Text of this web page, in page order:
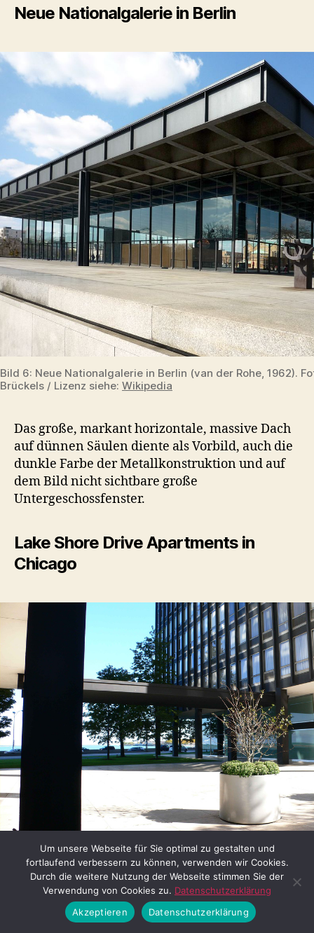
Neue Nationalgalerie in Berlin
Bild 6: Neue Nationalgalerie in Berlin (van der Rohe, 1962).
Brückels / Lizenz siehe: Wikipedia
Das große, markant horizontale, massive Dach
auf dünnen Säulen diente als Vorbild, auch die
dunkle Farbe der Metallkonstruktion und auf
dem Bild nicht sichtbare große
Untergeschossfenster.
Lake Shore Drive Apartments in
Chicago
Bild 7: Lake Shore Drive Apartments in Chicago (van der
User / Lizenz siehe:flickr
Die Gestaltung der offenen
Erdgeschossbereiche war hier das Vorbild, mit
Um unsere Webseite für Sie optimal zu gestalten und
fortlaufend verbessern zu können, verwenden wir Cookies.
Durch die weitere Nutzung der Webseite stimmen Sie der
Verwendung von Cookies zu. Datenschutzerklärung
Akzeptieren
Datenschutzerklärung